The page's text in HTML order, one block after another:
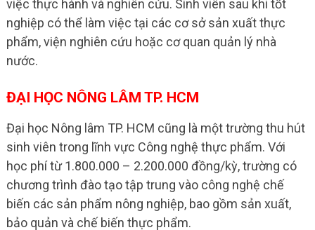
việc thực hành và nghiên cứu. Sinh viên sau khi tốt
nghiệp có thể làm việc tại các cơ sở sản xuất thực
phẩm, viện nghiên cứu hoặc cơ quan quản lý nhà
nước.
ĐẠI HỌC NÔNG LÂM TP. HCM
Đại học Nông lâm TP. HCM cũng là một trường thu hút
sinh viên trong lĩnh vực Công nghệ thực phẩm. Với
học phí từ 1.800.000 – 2.200.000 đồng/kỳ, trường có
chương trình đào tạo tập trung vào công nghệ chế
biến các sản phẩm nông nghiệp, bao gồm sản xuất,
bảo quản và chế biến thực phẩm.